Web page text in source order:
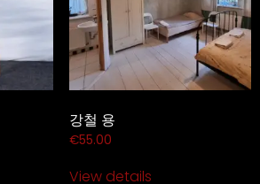
강철 용
€55.00
View details